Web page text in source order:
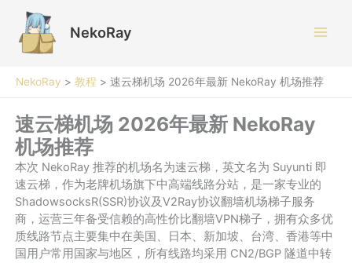
NekoRay
NekoRay > 教程 > 速云梯机场 2026年最新 NekoRay 机场推荐
速云梯机场 2026年最新 NekoRay
机场推荐
本次 NekoRay 推荐的机场名为速云梯，英文名为 Suyunti 即
速云梯，作为老牌机场旗下中高端线路分站，是一家专业的
ShadowsocksR(SSR)协议及V2Ray协议翻墙机场梯子服务
商，运营三年备受信赖的高性价比翻墙VPN梯子，拥有众多优
质线路节点主要集中在美国、日本、新加坡、台湾、香港等中
国用户常用国家与地区，所有线路均采用 CN2/BGP 隧道中转